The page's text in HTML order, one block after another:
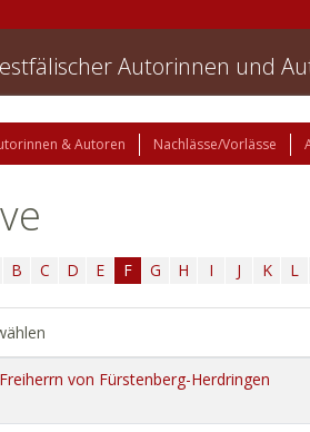
Autorinnen und
& Autoren Nachlässe/Vorlässe
B C D E F G H I J K L
von Fürstenberg-Herdringen